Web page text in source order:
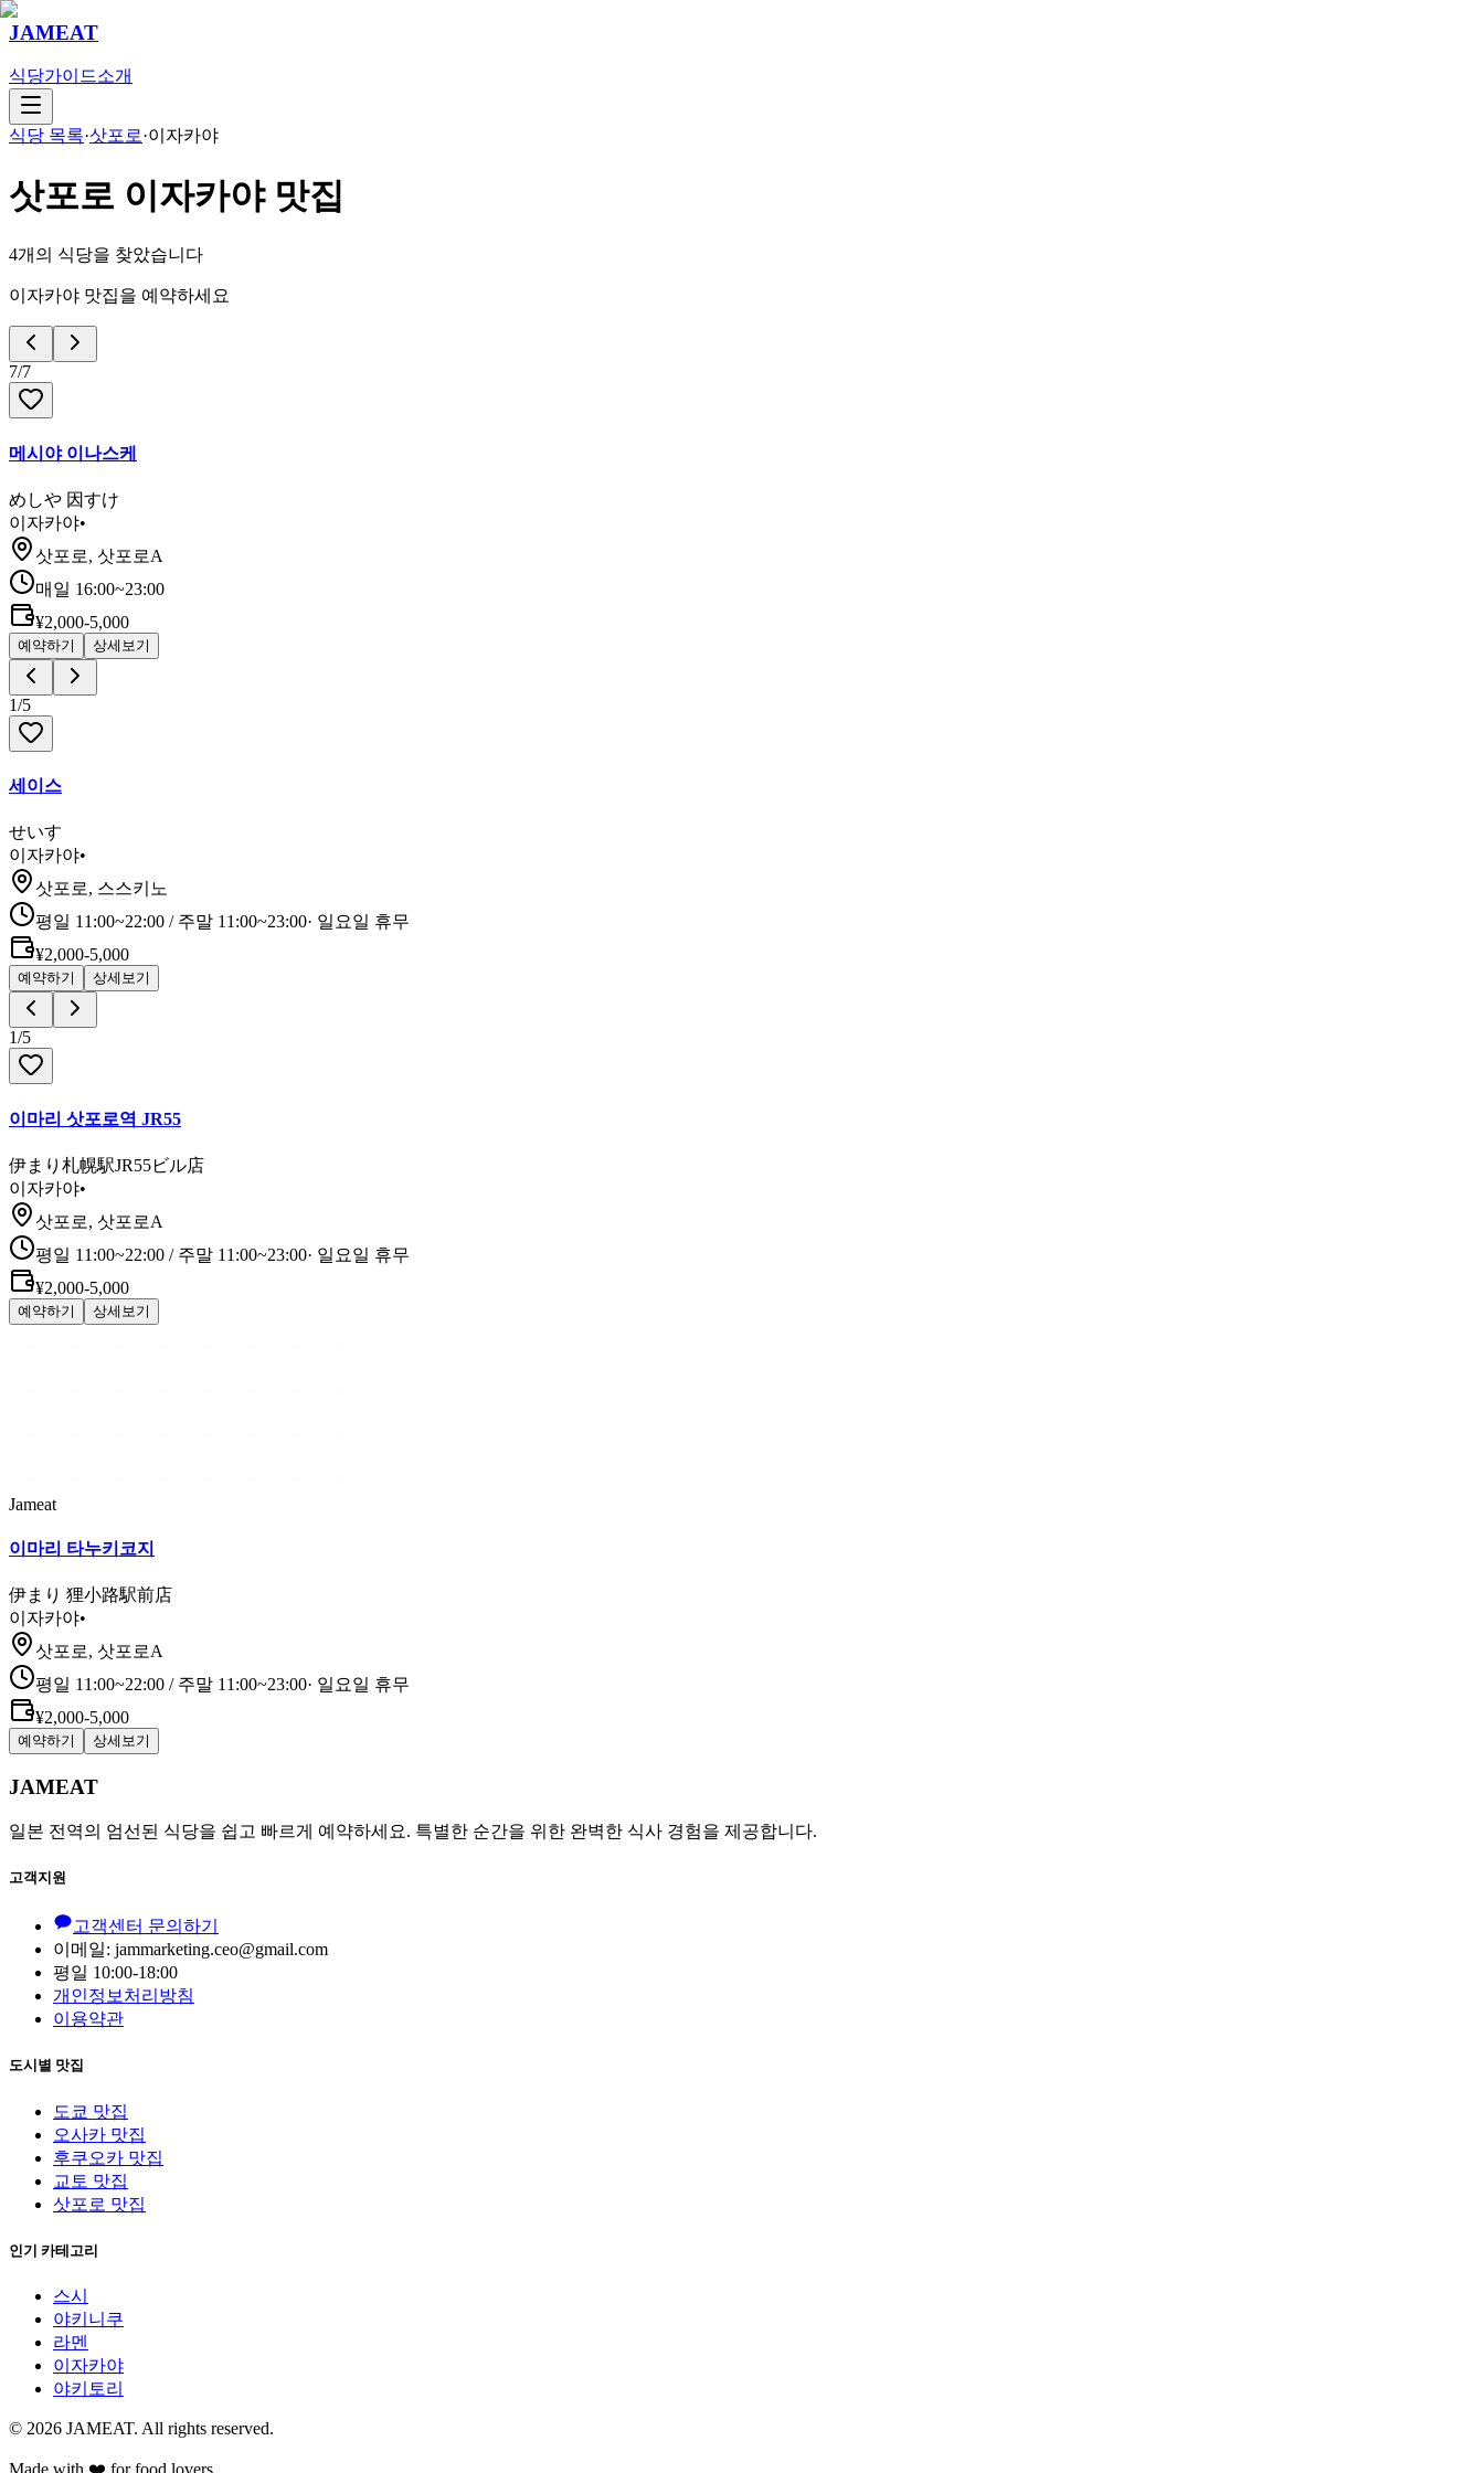
JAMEAT
식당가이드소개
식당 목록·삿포로·이자카야
삿포로 이자카야맛집
4개의 식당을 찾았습니다
이자카야 맛집을 예약하세요
7/7
메시야 이나스케
めしや 因すけ
이자카야•
삿포로, 삿포로A
매일 16:00~23:00
¥2,000-5,000
예약하기 상세보기
1/5
세이스
せいす
이자카야•
삿포로, 스스키노
평일 11:00~22:00 / 주말 11:00~23:00· 일요일 휴무
¥2,000-5,000
예약하기 상세보기
1/5
이마리 삿포로역 JR55
伊まり札幌駅JR55ビル店
이자카야•
삿포로, 삿포로A
평일 11:00~22:00 / 주말 11:00~23:00· 일요일 휴무
¥2,000-5,000
예약하기 상세보기
Jameat
이마리 타누키코지
伊まり 狸小路駅前店
이자카야•
삿포로, 삿포로A
평일 11:00~22:00 / 주말 11:00~23:00· 일요일 휴무
¥2,000-5,000
예약하기 상세보기
JAMEAT
일본 전역의 엄선된 식당을 쉽고 빠르게 예약하세요. 특별한 순간을 위한 완벽한 식사 경험을 제공합니다.
고객지원
고객센터 문의하기
이메일: jammarketing.ceo@gmail.com
평일 10:00-18:00
개인정보처리방침
이용약관
도시별 맛집
도쿄 맛집
오사카 맛집
후쿠오카 맛집
교토 맛집
삿포로 맛집
인기 카테고리
스시
야키니쿠
라멘
이자카야
야키토리
© 2026 JAMEAT. All rights reserved.
Made with ❤️ for food lovers